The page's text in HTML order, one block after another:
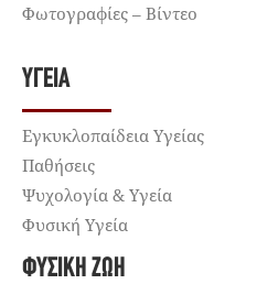
Φωτογραφίες – Βίντεο
ΥΓΕΊΑ
Εγκυκλοπαίδεια Υγείας
Παθήσεις
Ψυχολογία & Υγεία
Φυσική Υγεία
ΦΥΣΙΚΉ ΖΩΉ